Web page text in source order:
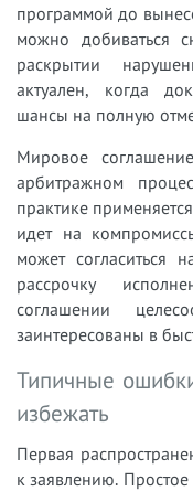
программой до
можно добиваться
раскрытии
актуален, когда
шансы на полную
Мировое
арбитражном
практике
идет на
может согласиться
рассрочку
соглашении
заинтересованы в
Типичные
избежать
Первая
к заявлению.